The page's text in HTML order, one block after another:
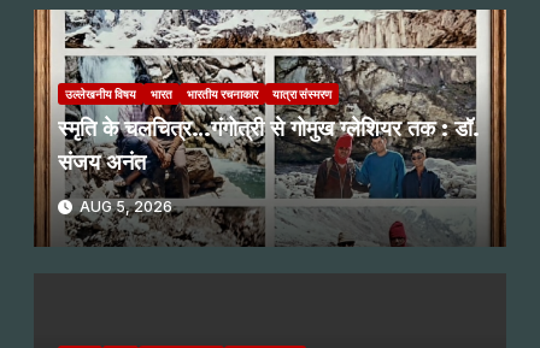
उल्लेखनीय विषय भारत भारतीय रचनाकार यात्रा संस्मरण
स्मृति के चलचित्र…गंगोत्री से गोमुख ग्लेशियर तक : डॉ.
संजय अनंत
AUG 5, 2026